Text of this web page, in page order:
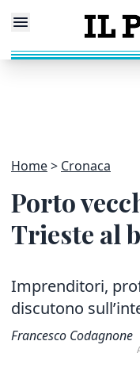
Home Cronaca
Porto
Trieste al
Imprenditori,
discutono
Francesco Codagnone